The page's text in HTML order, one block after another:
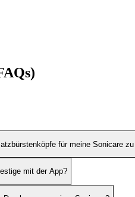
für meine Sonicare
mit der App?